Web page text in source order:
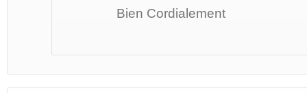
Bien Cordialement